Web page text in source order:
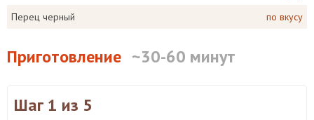
Перец черный
по вкусу
Приготовление ~30-60 минут
Шаг 1 из 5